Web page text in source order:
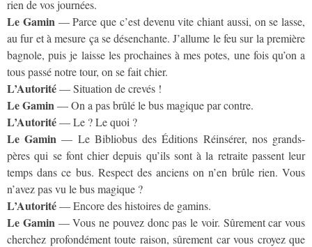
rien de vos journées.
Le Gamin — Parce que c’est devenu vite chiant aussi, on se lasse,
au fur et à mesure ça se désenchante. J’allume le feu sur la première
bagnole, puis je laisse les prochaines à mes potes, une fois qu’on a
tous passé notre tour, on se fait chier.
L’Autorité— Situation de crevés !
Le Gamin— On a pas brûlé le bus magique par contre.
L’Autorité— Le ? Le quoi ?
Le Gamin — Le Bibliobus des Éditions Réinsérer, nos grands-
pères qui se font chier depuis qu’ils sont à la retraite passent leur
temps dans ce bus. Respect des anciens on n’en brûle rien. Vous
n’avez pas vu le bus magique ?
L’Autorité— Encore des histoires de gamins.
Le Gamin — Vous ne pouvez donc pas le voir. Sûrement car vous
cherchez profondément toute raison, sûrement car vous croyez que